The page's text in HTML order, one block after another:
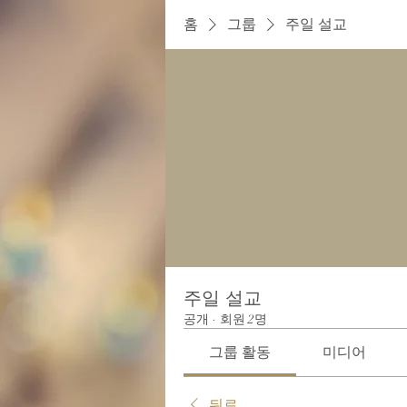
홈 그룹 주일 설교
주일 설교
공개 · 회원 2명
그룹 활동 미디어